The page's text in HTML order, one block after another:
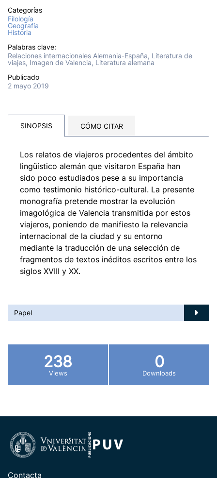
Categorías
Filología
Geografía
Historia
Palabras clave:
Relaciones internacionales Alemania-España, Literatura de
viajes, Imagen de Valencia, Literatura alemana
Publicado
2 mayo 2019
SINOPSIS CÓMO CITAR
Los relatos de viajeros procedentes del ámbito
lingüístico alemán que visitaron España han
sido poco estudiados pese a su importancia
como testimonio histórico-cultural. La presente
monografía pretende mostrar la evolución
imagológica de Valencia transmitida por estos
viajeros, poniendo de manifiesto la relevancia
internacional de la ciudad y su entorno
mediante la traducción de una selección de
fragmentos de textos inéditos escritos entre los
siglos XVIII y XX.
Papel
238
Views
0
Downloads
Contacta